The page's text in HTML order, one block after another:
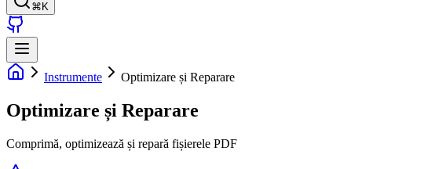
⌘K
Instrumente Optimizare și Reparare
Optimizare și Reparare
Comprimă, optimizează și repară fișierele PDF